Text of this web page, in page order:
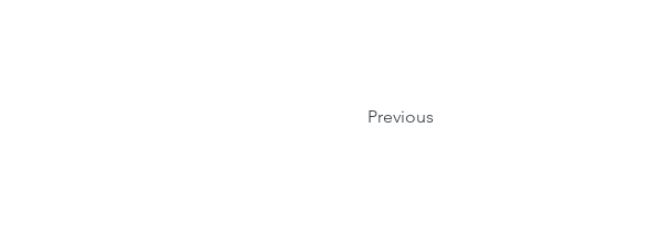
Previous